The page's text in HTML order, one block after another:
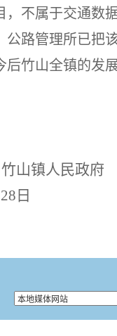
不属于交通数
路管理所已把
竹山全镇的发
竹山镇人民政府
日